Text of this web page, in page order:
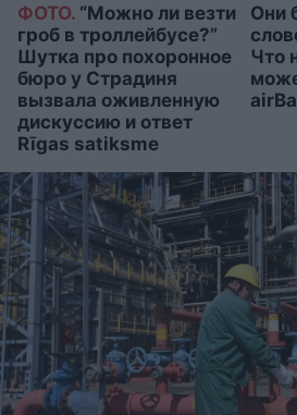
ФОТО. “Можно ли везти
гроб в троллейбусе?”
Шутка про похоронное
бюро у Страдиня
вызвала оживленную
дискуссию и ответ
Rīgas satiksme
Они
Что